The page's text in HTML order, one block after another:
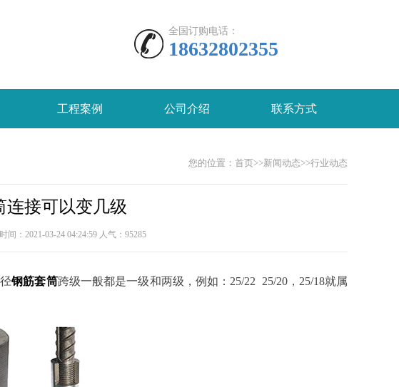
全国订购电话：
18632802355
工程案例 公司介绍 联系方式
您的位置： 首页>>新闻动态>>行业动态
连接可以变几级
：2021-03-24 04:24:59 人气： 95285
钢筋套筒跨级一般都是一级和两级，例如：25/22 25/20，25/18就属